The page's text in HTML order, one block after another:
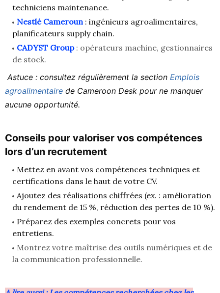
techniciens maintenance.
Nestlé Cameroun : ingénieurs agroalimentaires,
planificateurs supply chain.
CADYST Group: opérateurs machine, gestionnaires
de stock.
Astuce : consultez régulièrement la section Emplois
agroalimentaire de Cameroon Desk pour ne manquer
aucune opportunité.
Conseils pour valoriser vos compétences
lors d’un recrutement
Mettez en avant vos compétences techniques et
certifications dans le haut de votre CV.
Ajoutez des réalisations chiffrées (ex. : amélioration
du rendement de 15 %, réduction des pertes de 10 %).
Préparez des exemples concrets pour vos
entretiens.
Montrez votre maîtrise des outils numériques et de
la communication professionnelle.